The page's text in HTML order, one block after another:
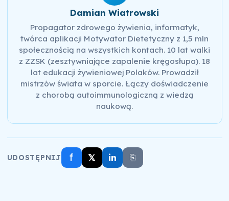
Damian Wiatrowski
Propagator zdrowego żywienia, informatyk,
twórca aplikacji Motywator Dietetyczny z 1,5 mln
społecznością na wszystkich kontach. 10 lat walki
z ZZSK (zesztywniające zapalenie kręgosłupa). 18
lat edukacji żywieniowej Polaków. Prowadził
mistrzów świata w sporcie. Łączy doświadczenie
z chorobą autoimmunologiczną z wiedzą
naukową.
UDOSTĘPNIJ f 𝕏 in ⎘